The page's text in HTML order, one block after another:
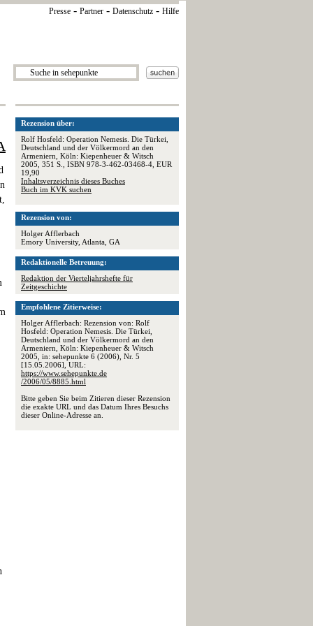
Presse - Partner - Datenschutz - Hilfe
Rezension über:
Rolf Hosfeld: Operation Nemesis. Die Türkei,
Deutschland und der Völkermord an den
Armeniern, Köln: Kiepenheuer & Witsch
2005, 351 S., ISBN 978-3-462-03468-4, EUR
19,90
Inhaltsverzeichnis dieses Buches
Buch im KVK suchen
Rezension von:
Holger Afflerbach
Emory University, Atlanta, GA
Redaktionelle Betreuung:
Redaktion der Vierteljahrshefte für
Zeitgeschichte
Empfohlene Zitierweise:
Holger Afflerbach: Rezension von: Rolf
Hosfeld: Operation Nemesis. Die Türkei,
Deutschland und der Völkermord an den
Armeniern, Köln: Kiepenheuer & Witsch
2005, in: sehepunkte 6 (2006), Nr. 5
[15.05.2006], URL:
https://www.sehepunkte.de
/2006/05/8885.html
Bitte geben Sie beim Zitieren dieser Rezension
die exakte URL und das Datum Ihres Besuchs
dieser Online-Adresse an.